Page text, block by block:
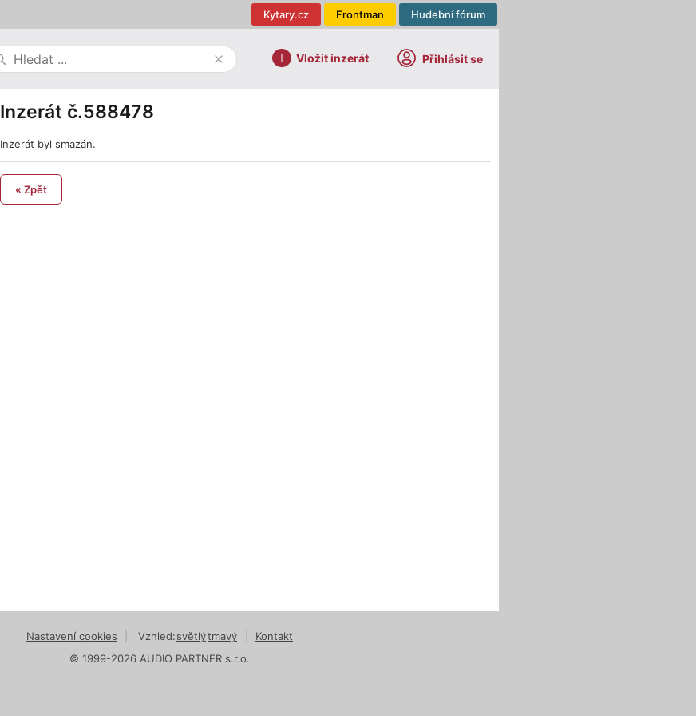
Hudební fórum
Frontman
Kytary.cz
Vložit inzerát Přihlásit se
Inzerát č.588478
Inzerát byl smazán.
« Zpět
Nastavení cookies Vzhled:světlýtmavý
Kontakt
© 1999-2026 AUDIO PARTNER s.r.o.